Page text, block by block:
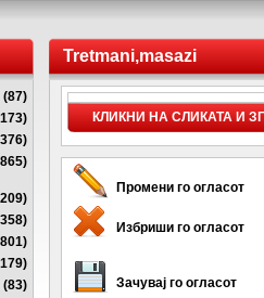
(87)
(83)
Tretmani,masazi
КЛИКНИ НА СЛИКАТА И
Промени го огласот
Избриши го огласот
Зачувај го огласот